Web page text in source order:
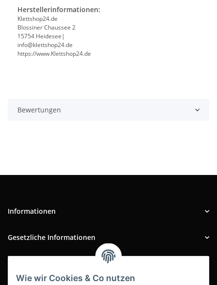
Wie wir Cookies & Co nutzen
Herstellerinformationen:
Klettshop24.de
Blossiner Chaussee 2
15754 Heidesee|
info@klettshop24.de
https://www.Klettshop24.de
Bewertungen
Informationen
Gesetzliche Informationen